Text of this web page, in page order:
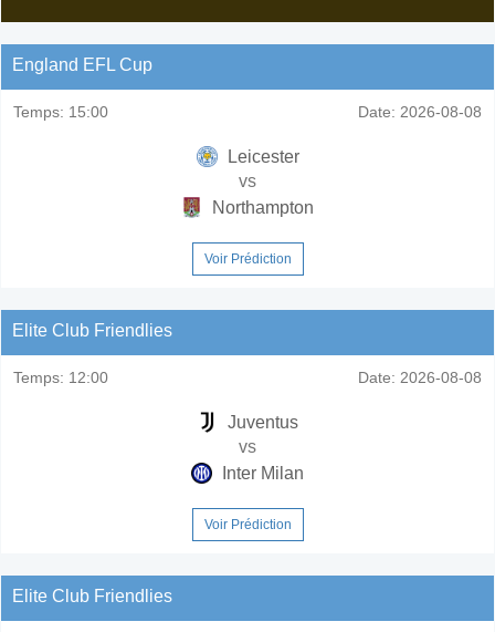
England EFL Cup
Temps: 15:00 Date: 2026-08-08
Leicester
vs
Northampton
Voir Prédiction
Elite Club Friendlies
Temps: 12:00 Date: 2026-08-08
Juventus
vs
Inter Milan
Voir Prédiction
Elite Club Friendlies